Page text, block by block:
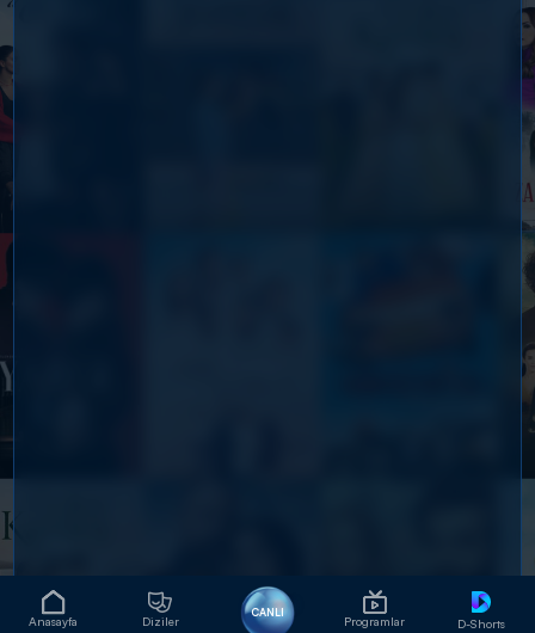
Anasayfa Diziler
CANLI
Programlar D-Shorts